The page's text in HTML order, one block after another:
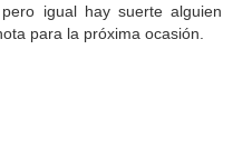
igual hay suerte alguien
para la próxima ocasión.